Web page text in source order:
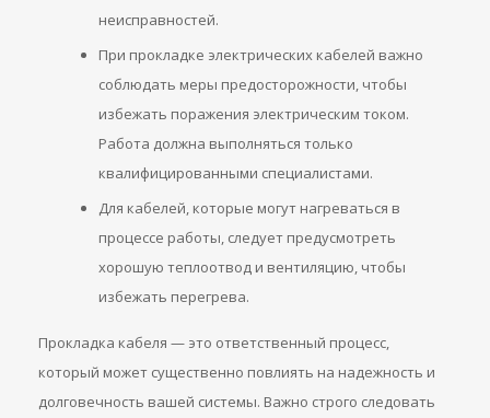
неисправностей.
При прокладке электрических кабелей важно
соблюдать меры предосторожности, чтобы
избежать поражения электрическим током.
Работа должна выполняться только
квалифицированными специалистами.
Для кабелей, которые могут нагреваться в
процессе работы, следует предусмотреть
хорошую теплоотвод и вентиляцию, чтобы
избежать перегрева.
Прокладка кабеля — это ответственный процесс,
который может существенно повлиять на надежность и
долговечность вашей системы. Важно строго следовать